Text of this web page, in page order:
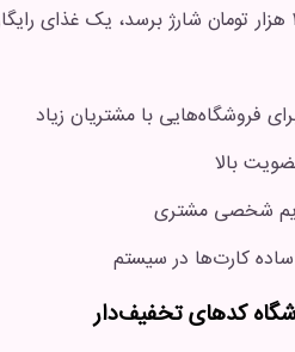
فروشگاه‌هایی با مشتریان زیاد
بالا
شخصی مشتری
کارت‌ها در سیستم